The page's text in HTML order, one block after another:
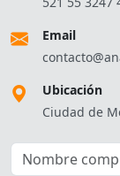
Email
Ubicación
Ciudad de